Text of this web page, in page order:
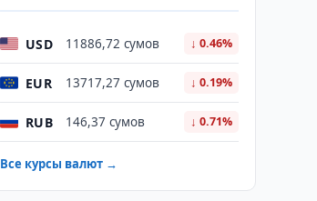
USD 11886,72 сумов ↓ 0.46%
EUR 13717,27 сумов ↓ 0.19%
RUB 146,37 сумов ↓ 0.71%
Все курсы валют →